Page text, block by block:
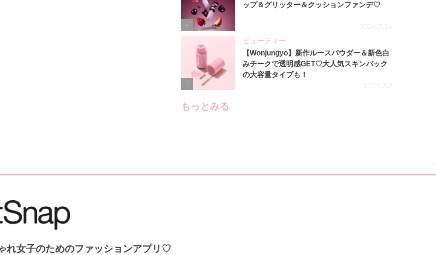
4
ップ＆グリッター＆クッションファンデ♡
2026.7.14
ビューティー
【Wonjungyo】新作ルースパウダー＆新色白
みチークで透明感GET♡大人気スキンパック
の大容量タイプも！
2026.7.9
もっとみる
れ女子のためのファッションアプリ♡